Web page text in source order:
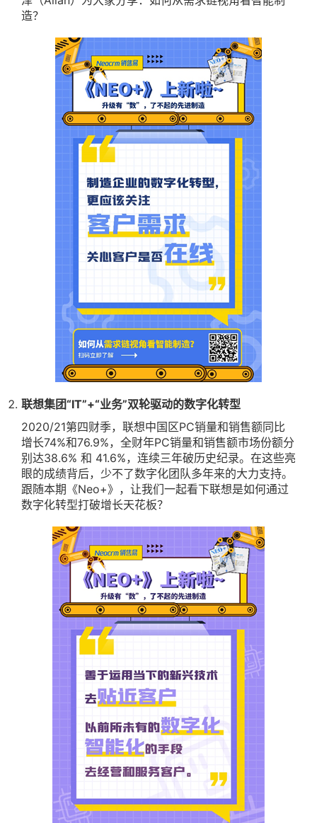
造？
联想集团“IT”+“业务”双轮驱动的数字化转型
2020/21第四财季，联想中国区PC销量和销售额同比
增长74%和76.9%，全财年PC销量和销售额市场份额分
别达38.6% 和 41.6%，连续三年破历史纪录。在这些亮
眼的成绩背后，少不了数字化团队多年来的大力支持。
跟随本期《Neo+》，让我们一起看下联想是如何通过
数字化转型打破增长天花板？